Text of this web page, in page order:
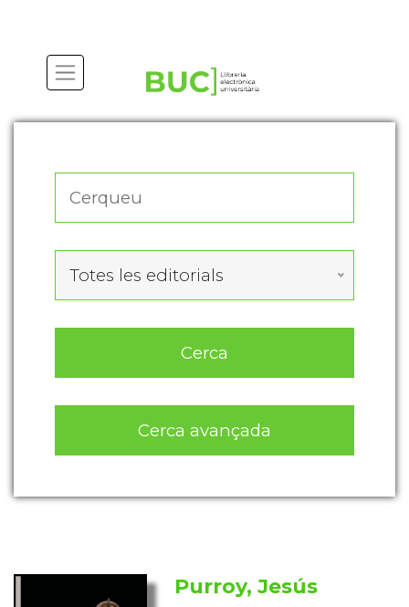
Totes les editorials
Cerca
Cerca avançada
Purroy, Jesús